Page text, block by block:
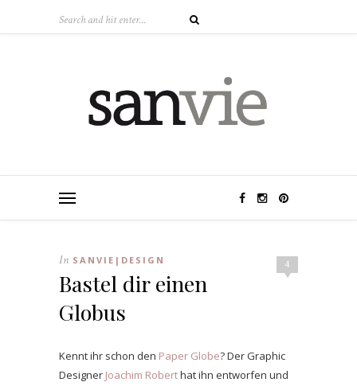
4
In SANVIE|DESIGN
Bastel dir einen
Globus
Kennt ihr schon den Paper Globe? Der Graphic
Designer Joachim Roberthat ihn entworfen und